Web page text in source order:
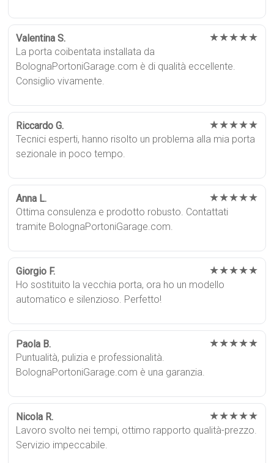
Valentina S. ★★★★★
La porta coibentata installata da
BolognaPortoniGarage.com è di qualità eccellente.
Consiglio vivamente.
Riccardo G. ★★★★★
Tecnici esperti, hanno risolto un problema alla mia porta
sezionale in poco tempo.
Anna L. ★★★★★
Ottima consulenza e prodotto robusto. Contattati
tramite BolognaPortoniGarage.com.
Giorgio F. ★★★★★
Ho sostituito la vecchia porta, ora ho un modello
automatico e silenzioso. Perfetto!
Paola B. ★★★★★
Puntualità, pulizia e professionalità.
BolognaPortoniGarage.com è una garanzia.
Nicola R. ★★★★★
Lavoro svolto nei tempi, ottimo rapporto qualità-prezzo.
Servizio impeccabile.